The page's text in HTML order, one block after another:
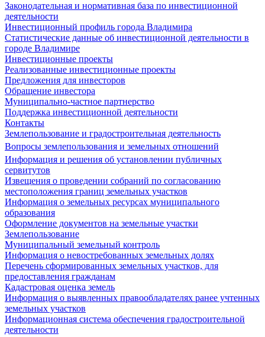
Законодательная и нормативная база по инвестиционной
деятельности
Инвестиционный профиль города Владимира
Статистические данные об инвестиционной деятельности в
городе Владимире
Инвестиционные проекты
Реализованные инвестиционные проекты
Предложения для инвесторов
Обращение инвестора
Муниципально-частное партнерство
Поддержка инвестиционной деятельности
Контакты
Землепользование и градостроительная деятельность
Вопросы землепользования и земельных отношений
Информация и решения об установлении публичных
сервитутов
Извещения о проведении собраний по согласованию
местоположения границ земельных участков
Информация о земельных ресурсах муниципального
образования
Оформление документов на земельные участки
Землепользование
Муниципальный земельный контроль
Информация о невостребованных земельных долях
Перечень сформированных земельных участков, для
предоставления гражданам
Кадастровая оценка земель
Информация о выявленных правообладателях ранее учтенных
земельных участков
Информационная система обеспечения градостроительной
деятельности